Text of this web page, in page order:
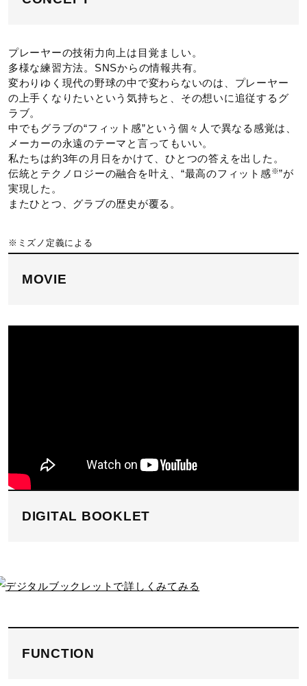
発売シーズン
2025年春夏
プレーヤーの技術力向上は目覚ましい。
多様な練習方法。SNSからの情報共有。
変わりゆく現代の野球の中で変わらないのは、プレーヤー
の上手くなりたいという気持ちと、その想いに追従するグ
ラブ。
中でもグラブの“フィット感”という個々人で異なる感覚は、
メーカーの永遠のテーマと言ってもいい。
私たちは約3年の月日をかけて、ひとつの答えを出した。
伝統とテクノロジーの融合を叶え、“最高のフィット感※”が
実現した。
またひとつ、グラブの歴史が覆る。
※ミズノ定義による
MOVIE
DIGITAL BOOKLET
FUNCTION